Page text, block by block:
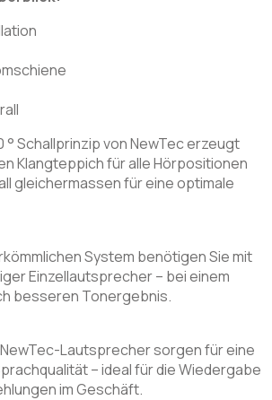
° Schallprinzip von NewTec erzeugt
Klangteppich für alle Hörpositionen
gleichermassen für eine optimale
System benötigen Sie mit
Einzellautsprecher – bei einem
besseren Tonergebnis.
Lautsprecher sorgen für eine
– ideal für die Wiedergabe
im Geschäft.